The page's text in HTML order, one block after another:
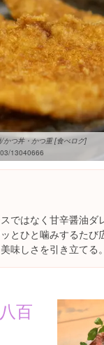
かつ丼・かつ重 [食べログ]
13040666
ではなく甘辛醤油ダ
とひと噛みするたび
味しさを引き立てる。
百